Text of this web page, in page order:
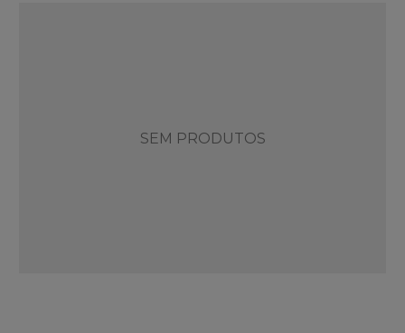
SEM PRODUTOS